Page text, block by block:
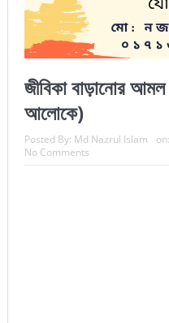
জীবিকা বাড়ানোর
আলোকে)
Posted By: Md Nazrul Islam on:
No Comments